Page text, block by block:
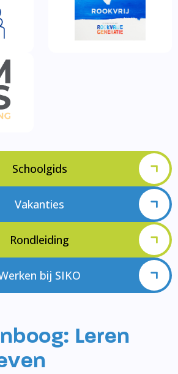
Schoolgids
Vakanties
Rondleiding
bij SIKO
Leren